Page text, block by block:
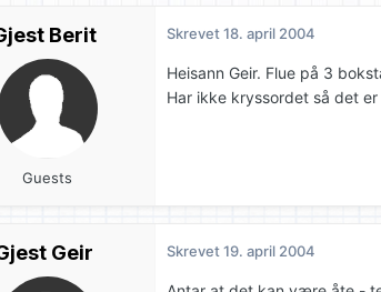
Berit
Guests
Skrevet18. april 2004
Heisann Geir. Flue på 3
Har ikke kryssordet så det
Geir Skrevet19. april 2004